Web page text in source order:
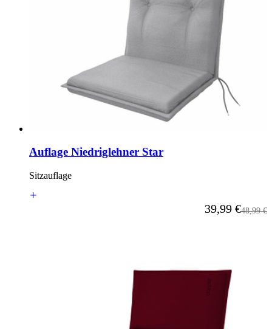
Auflage Niedriglehner Star
Sitzauflage
Ab
39,99 €48,99 €